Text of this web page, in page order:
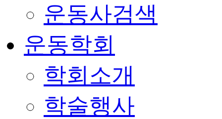
운동사검색
운동학회
학회소개
학술행사